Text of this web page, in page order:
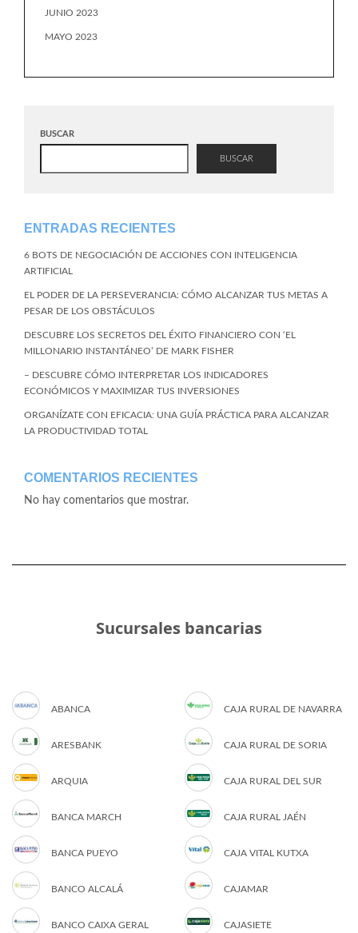
JUNIO 2023
MAYO 2023
BUSCAR
BUSCAR
ENTRADAS RECIENTES
6 BOTS DE NEGOCIACIÓN DE ACCIONES CON INTELIGENCIA
ARTIFICIAL
EL PODER DE LA PERSEVERANCIA: CÓMO ALCANZAR TUS METAS A
PESAR DE LOS OBSTÁCULOS
DESCUBRE LOS SECRETOS DEL ÉXITO FINANCIERO CON ‘EL
MILLONARIO INSTANTÁNEO’ DE MARK FISHER
– DESCUBRE CÓMO INTERPRETAR LOS INDICADORES
ECONÓMICOS Y MAXIMIZAR TUS INVERSIONES
ORGANÍZATE CON EFICACIA: UNA GUÍA PRÁCTICA PARA ALCANZAR
LA PRODUCTIVIDAD TOTAL
COMENTARIOS RECIENTES
No hay comentarios que mostrar.
Sucursales bancarias
ABANCA
ARESBANK
ARQUIA
BANCA MARCH
BANCA PUEYO
BANCO ALCALÁ
BANCO CAIXA GERAL
CAJA RURAL DE NAVARRA
CAJA RURAL DE SORIA
CAJA RURAL DEL SUR
CAJA RURAL JAÉN
CAJA VITAL KUTXA
CAJAMAR
CAJASIETE